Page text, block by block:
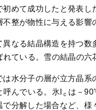
めて成功したと発表
整が物性に与える影響
なる結晶構造を持つ数
れている。雪の結晶の六
水分子の層が立方晶系
呼んでいる。氷I ｃ は－
分解した場合など、